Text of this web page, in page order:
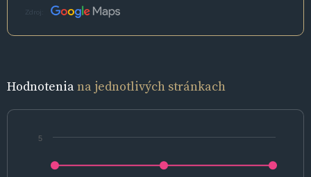
Zdroj:
Hodnoteniana jednotlivých stránkach
5